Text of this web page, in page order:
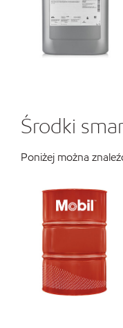
Środki
Poniżej można